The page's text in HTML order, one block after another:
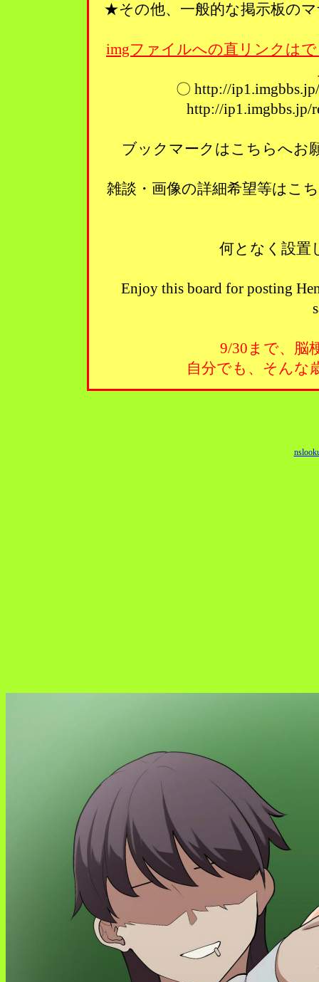
★その他、一般的な掲示板の
imgファイルへの直リンクは
〇 http://
http://
ブックマークはこちらへ
雑談・画像の詳細希望等は
何となく設
Enjoy this board for posting
9/30まで、脳
自分でも、そんな